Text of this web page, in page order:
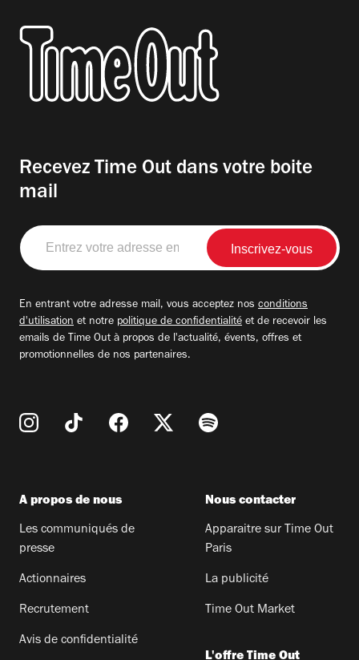
Recevez Time Out dans votre boite
mail
Entrez
votre
adresse
En entrant votre adresse mail, vous acceptez nos conditions
d'utilisation et notre politique de confidentialité et de recevoir les
emails de Time Out à propos de l'actualité, évents, offres et
promotionnelles de nos partenaires.
A propos de nous
Les communiqués de
presse
Actionnaires
Recrutement
Avis de confidentialité
Nous contacter
Apparaitre sur Time Out
Paris
La publicité
Time Out Market
L'offre Time Out